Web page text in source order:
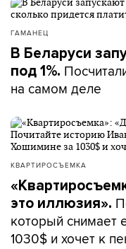
ГАМАНЕЦ
В Беларуси
под 1%.
на самом деле
КВАРТИРОСЪЕМКА
это иллюзия».
который снимает
1030$ и хочет к